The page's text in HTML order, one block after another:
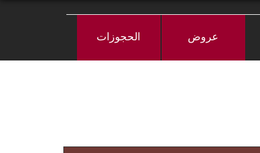
عروض الحجوزات